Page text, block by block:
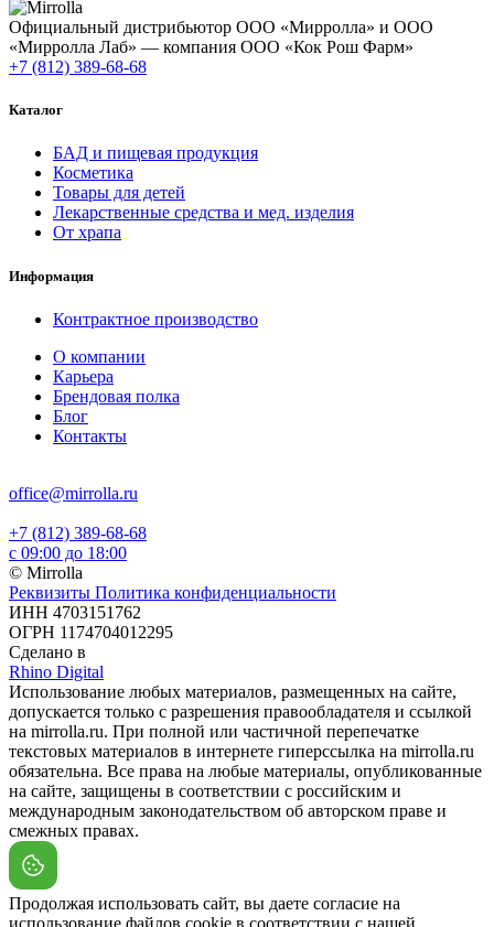
Официальный дистрибьютор ООО «Мирролла» и ООО
«Мирролла Лаб» — компания ООО «Кок Рош Фарм»
+7 (812) 389-68-68
Каталог
БАД и пищевая продукция
Косметика
Товары для детей
Лекарственные средства и мед. изделия
От храпа
Информация
Контрактное производство
О компании
Карьера
Брендовая полка
Блог
Контакты
office@mirrolla.ru
+7 (812) 389-68-68
с 09:00 до 18:00
© Mirrolla
Реквизиты Политика конфиденциальности
ИНН 4703151762
ОГРН 1174704012295
Сделано в
Rhino Digital
Использование любых материалов, размещенных на сайте,
допускается только с разрешения правообладателя и ссылкой
на mirrolla.ru. При полной или частичной перепечатке
текстовых материалов в интернете гиперссылка на mirrolla.ru
обязательна. Все права на любые материалы, опубликованные
на сайте, защищены в соответствии с российским и
международным законодательством об авторском праве и
смежных правах.
Продолжая использовать сайт, вы даете согласие на
использование файлов cookie в соответствии с нашей